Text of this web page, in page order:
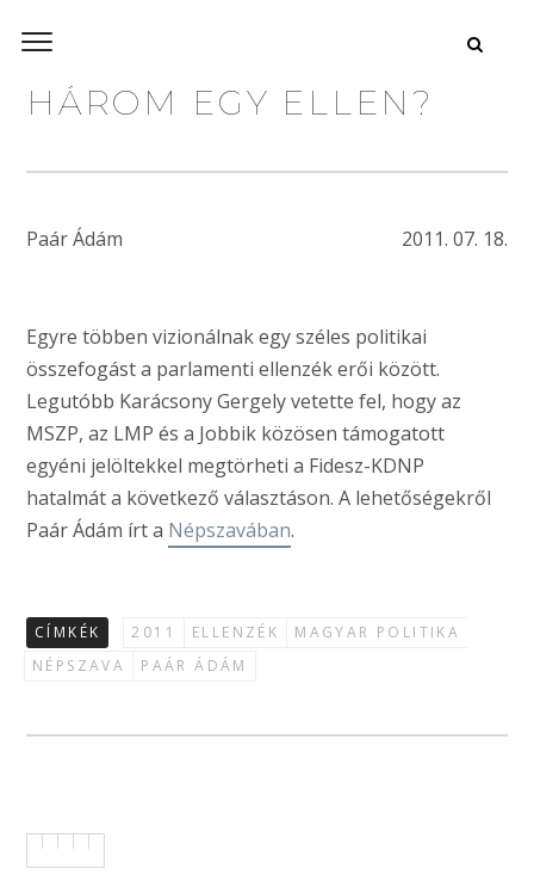
HÁROM EGY ELLEN?
Paár Ádám 2011. 07. 18.
Egyre többen vizionálnak egy széles politikai
összefogást a parlamenti ellenzék erői között.
Legutóbb Karácsony Gergely vetette fel, hogy az
MSZP, az LMP és a Jobbik közösen támogatott
egyéni jelöltekkel megtörheti a Fidesz-KDNP
hatalmát a következő választáson. A lehetőségekről
Paár Ádám írt a Népszavában.
CÍMKÉK 2011 ELLENZÉK
MAGYAR POLITIKA
NÉPSZAVA
PAÁR ÁDÁM